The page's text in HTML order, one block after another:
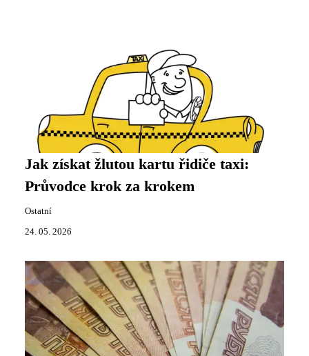
Jak získat žlutou kartu řidiče taxi:
Průvodce krok za krokem
Ostatní
24. 05. 2026